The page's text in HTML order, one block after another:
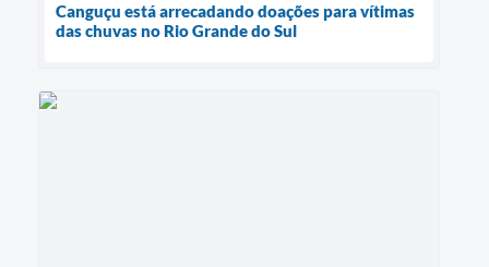
Canguçu está arrecadando doações para vítimas
das chuvas no Rio Grande do Sul